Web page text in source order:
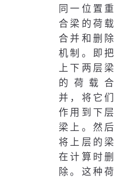
同一位置重
合梁的荷载
合并和删除
机制。即把
上下两层梁
的荷载合
并，将它们
作用到下层
梁上。然后
将上层的梁
在计算时删
除。这种荷